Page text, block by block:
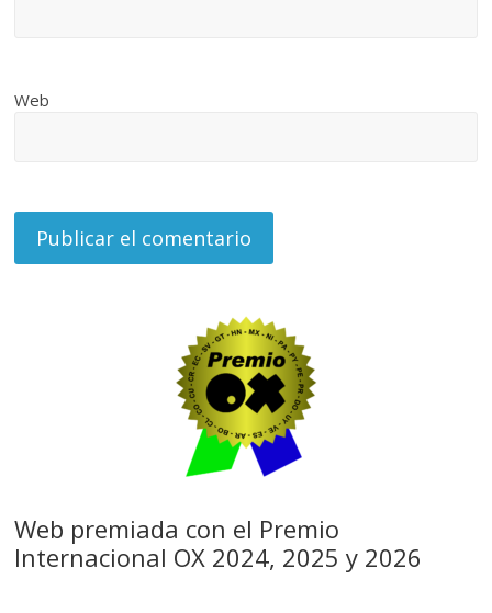
Web
Web premiada con el Premio
Internacional OX 2024, 2025 y 2026